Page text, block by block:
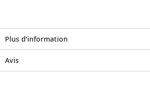
Plus d’information
Avis